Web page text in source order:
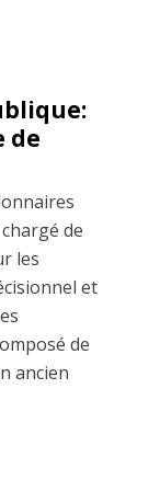
de
de
les
et
de
ancien